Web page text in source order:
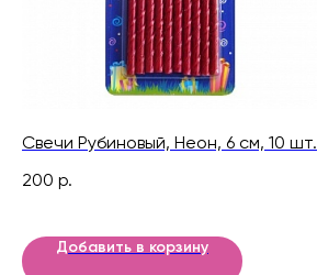
Свечи Рубиновый, Неон, 6 см, 10 шт.
200 р.
Добавить в корзину